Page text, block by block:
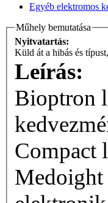
Egyéb elektromos
Műhely bemutatása
Nyitvatartás:
Küld át a hibás és
Leírás:
Bioptron
Compact
Medoight